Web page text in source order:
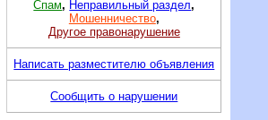
Спам, Неправильный раздел,
Мошенничество,
Другое правонарушение
Написать разместителю объявления
Сообщить о нарушении